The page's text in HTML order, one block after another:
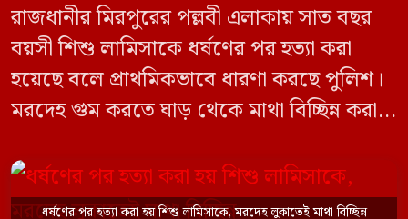
রাজধানীর মিরপুরের পল্লবী এলাকায় সাত বছর
বয়সী শিশু লামিসাকে ধর্ষণের পর হত্যা করা
হয়েছে বলে প্রাথমিকভাবে ধারণা করছে পুলিশ।
মরদেহ গুম করতে ঘাড় থেকে মাথা বিচ্ছিন্ন করা
চালানো হয় এই নৃশংস হত্যাকাণ্ডে পাশের ফ্ল্যাটের
ভাড়াটিয়া সোহেল রানা (৩০) ও তার স্ত্রী স্বপ্না
ধর্ষণের পর হত্যা করা হয় শিশু লামিসাকে, মরদেহ লুকাতেই মাথা বিচ্ছিন্ন